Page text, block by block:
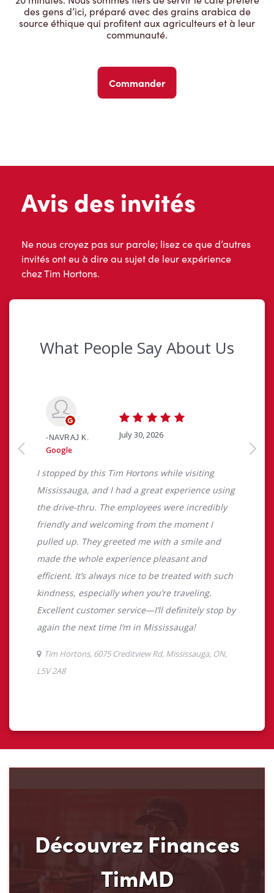
des gens d’ici, préparé avec des grains arabica de
source éthique qui profitent aux agriculteurs et à leur
communauté.
Commander
Avis des invités
Ne nous croyez pas sur parole; lisez ce que d’autres
invités ont eu à dire au sujet de leur expérience
chez Tim Hortons.
Découvrez Finances
TimMD